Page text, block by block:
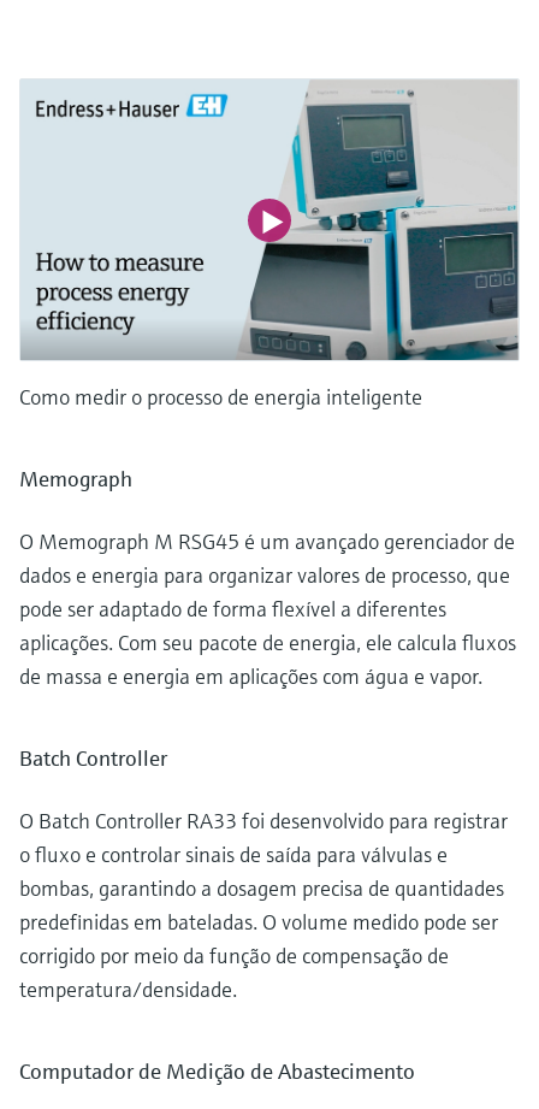
Como medir o processo de energia inteligente
Memograph
O Memograph M RSG45 é um avançado gerenciador de
dados e energia para organizar valores de processo, que
pode ser adaptado de forma flexível a diferentes
aplicações. Com seu pacote de energia, ele calcula fluxos
de massa e energia em aplicações com água e vapor.
Batch Controller
O Batch Controller RA33 foi desenvolvido para registrar
o fluxo e controlar sinais de saída para válvulas e
bombas, garantindo a dosagem precisa de quantidades
predefinidas em bateladas. O volume medido pode ser
corrigido por meio da função de compensação de
temperatura/densidade.
Computador de Medição de Abastecimento